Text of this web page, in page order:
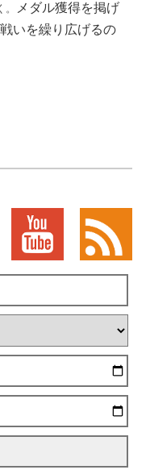
メダル獲得を掲げ
いを繰り広げるの